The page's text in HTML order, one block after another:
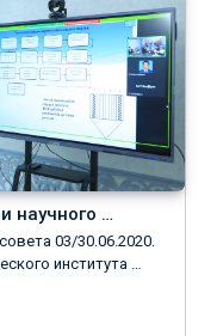
научного …
03/30.06.2020.
института …